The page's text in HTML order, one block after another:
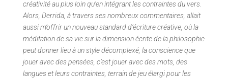
créativité au plus loin qu’en intégrant les contraintes du vers.
Alors, Derrida, à travers ses nombreux commentaires, allait
aussi m’offrir un nouveau standard d’écriture créative, où la
méditation de sa vie sur la dimension écrite de la philosophie
peut donner lieu à un style décomplexé, la conscience que
jouer avec des pensées, c’est jouer avec des mots, des
langues et leurs contraintes, terrain de jeu élargi pour les